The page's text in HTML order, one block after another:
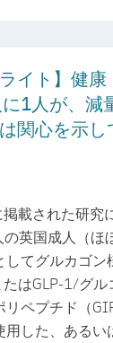
イト】健
1人が、減
関心を示し
掲載された研究
英国成人（ほ
してグルカゴン
たはGLP-1/グ
リペプチド（
用した、あるい